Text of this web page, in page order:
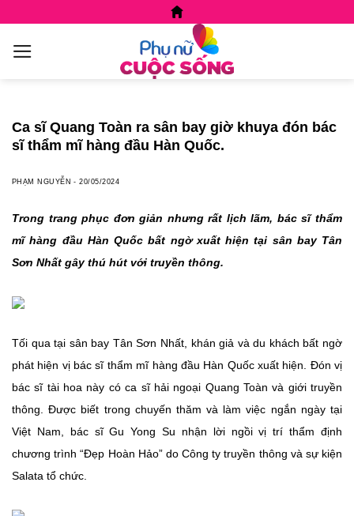
content
Ca sĩ Quang Toàn ra sân bay giờ khuya đón bác
sĩ thẩm mĩ hàng đầu Hàn Quốc.
PHẠM NGUYỄN -20/05/2024
Trong trang phục đơn giản nhưng rất lịch lãm, bác sĩ thẩm
mĩ hàng đầu Hàn Quốc bất ngờ xuất hiện tại sân bay Tân
Sơn Nhất gây thú hút với truyền thông.
Tối qua tại sân bay Tân Sơn Nhất, khán giả và du khách bất ngờ
phát hiện vị bác sĩ thẩm mĩ hàng đầu Hàn Quốc xuất hiện. Đón vị
bác sĩ tài hoa này có ca sĩ hải ngoại Quang Toàn và giới truyền
thông. Được biết trong chuyến thăm và làm việc ngắn ngày tại
Việt Nam, bác sĩ Gu Yong Su nhận lời ngồi vị trí thẩm định
chương trình “Đẹp Hoàn Hảo” do Công ty truyền thông và sự kiện
Salata tổ chức.